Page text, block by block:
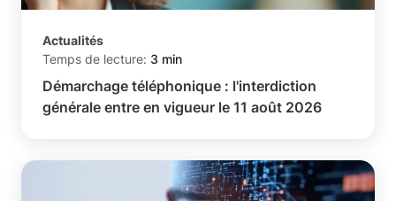
Actualités
Temps de lecture: 3 min
Démarchage téléphonique : l'interdiction
générale entre en vigueur le 11 août 2026